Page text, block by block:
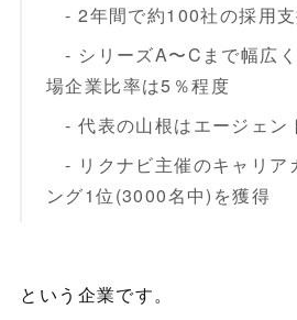
- 2年間で約100社の採用支
- シリーズA〜Cまで幅広
場企業比率は5％程度
- 代表の山根はエージェン
- リクナビ主催のキャリア
ング1位(3000名中)を獲得
という企業です。